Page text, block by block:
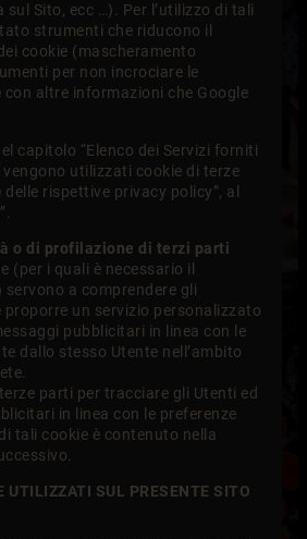
sul Sito, ecc …). Per l’utilizzo di tali
strumenti che riducono il
cookie (mascheramento
per non incrociare le
altre informazioni che Google
capitolo “Elenco dei Servizi forniti
utilizzati cookie di terze
rispettive privacy policy”, al
o di profilazione di terzi parti
(per i quali è necessario il
servono a comprendere gli
proporre un servizio personalizzato
pubblicitari in linea con le
dallo stesso Utente nell’ambito
parti per tracciare gli Utenti ed
in linea con le preferenze
tali cookie è contenuto nella
UTILIZZATI SUL PRESENTE SITO